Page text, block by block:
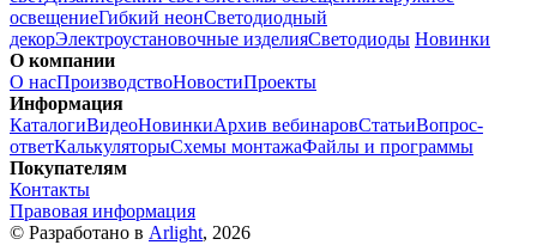
освещениеГибкий неонСветодиодный
декорЭлектроустановочные изделияСветодиоды Новинки
О компании
О насПроизводствоНовостиПроекты
Информация
КаталогиВидеоНовинкиАрхив вебинаровСтатьиВопрос-
ответКалькуляторыСхемы монтажаФайлы и программы
Покупателям
Контакты
Правовая информация
© Разработано в Arlight, 2026